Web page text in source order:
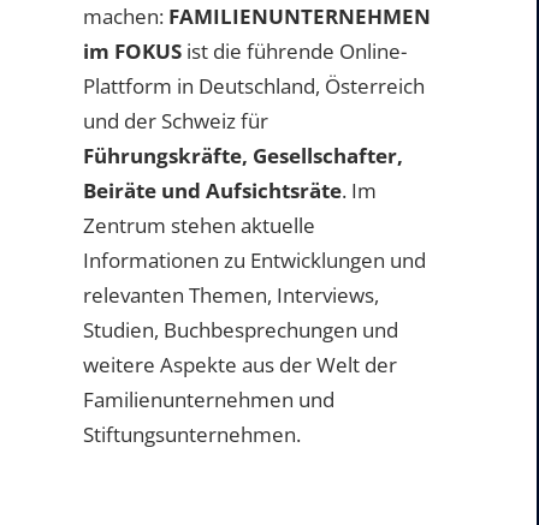
machen: FAMILIENUNTERNEHMEN
im FOKUS ist die führende Online-
Plattform in Deutschland, Österreich
und der Schweiz für
Führungskräfte, Gesellschafter,
Beiräte und Aufsichtsräte. Im
Zentrum stehen aktuelle
Informationen zu Entwicklungen und
relevanten Themen, Interviews,
Studien, Buchbesprechungen und
weitere Aspekte aus der Welt der
Familienunternehmen und
Stiftungsunternehmen.